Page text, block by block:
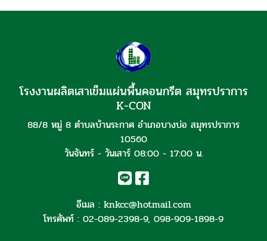
โรงงานผลิตเสาเข็มแผ่นพื้นคอนกรีต สมุทรปราการ
K-CON
88/8 หมู่ 8 ตำบลบ้านระกาศ อำเภอบางบ่อ สมุทรปราการ
10560
วันจันทร์ - วันเสาร์ 08:00 - 17:00 น.
อีเมล : knkcc@hotmail.com
โทรศัพท์ : 02-089-2398-9, 098-909-1898-9